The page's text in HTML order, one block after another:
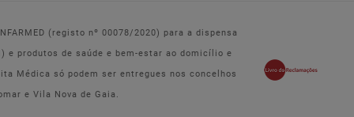
(registo nº 00078/2020) para a dispensa
e produtos de saúde e bem-estar ao domicílio e
Médica só podem ser entregues nos concelhos
e Vila Nova de Gaia.